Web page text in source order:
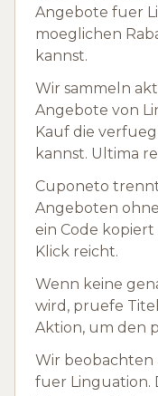
Angebote fuer
moeglichen
kannst.
Wir sammeln
Angebote von
Kauf die
kannst. Ultima
Cuponeto
Angeboten
ein Code
Klick reicht.
Wenn keine
wird, pruefe
Aktion, um den
Wir
fuer Linguation.